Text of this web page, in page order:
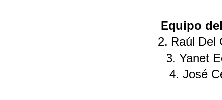
Equipo
2. Raúl Del
3. Yanet
4. José